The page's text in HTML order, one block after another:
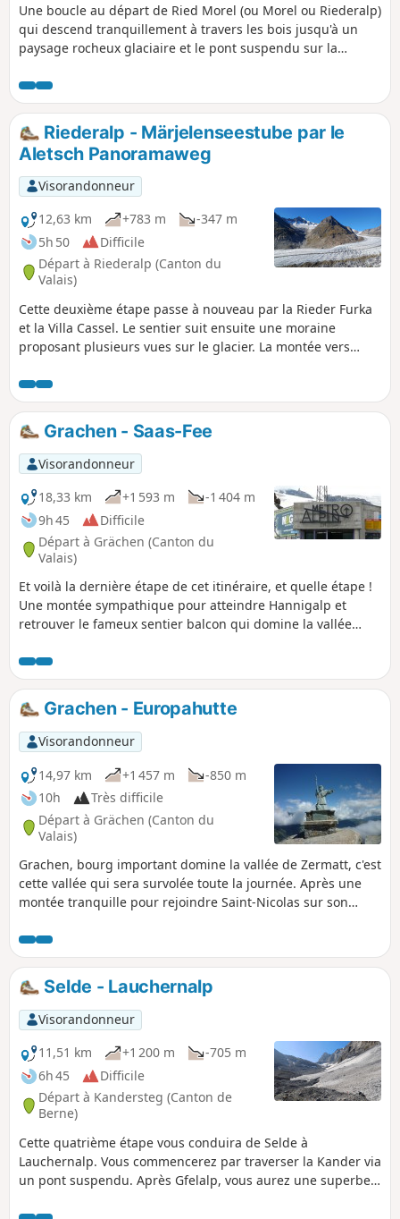
Une boucle au départ de Ried Morel (ou Morel ou Riederalp)
qui descend tranquillement à travers les bois jusqu'à un
paysage rocheux glaciaire et le pont suspendu sur la
ensuite de paisibles alpages pour monter les marches qui
mènent à l'hôtel Belalp, avant de redescendre par des
sentiers et des routes jusqu'au barrage situé à l'extrémité
du Stausee Gibidum. La dernière partie suit le sentier
panoramique Massweg pour revenir à Reid Morel.
Riederalp - Märjelenseestube par le
Aletsch Panoramaweg
Visorandonneur
12,63 km
+783 m
-347 m
5h 50
Difficile
Départ à Riederalp (Canton du
Valais)
Cette deuxième étape passe à nouveau par la Rieder Furka
et la Villa Cassel. Le sentier suit ensuite une moraine
proposant plusieurs vues sur le glacier. La montée vers
aussi bien sur le glacier d'Aletsch que sur les sommets
valaisans culminant à plus de 4000 mètres, dont le Cervin.
Après HohBalm, l'Aletschgletscher restera votre fidèle
compagnon de route avant de disparaitre à la
Märjelenseestube.
Grachen - Saas-Fee
Visorandonneur
18,33 km
+1 593 m
-1 404 m
9h 45
Difficile
Départ à Grächen (Canton du
Valais)
Et voilà la dernière étape de cet itinéraire, et quelle étape !
Une montée sympathique pour atteindre Hannigalp et
retrouver le fameux sentier balcon qui domine la vallée
Grachen - Europahutte
Visorandonneur
14,97 km
+1 457 m
-850 m
10h
Très difficile
Départ à Grächen (Canton du
Valais)
Grachen, bourg important domine la vallée de Zermatt, c'est
cette vallée qui sera survolée toute la journée. Après une
montée tranquille pour rejoindre Saint-Nicolas sur son
après une longue traversée au salvateur Refuge
d'Europahutte.
Selde - Lauchernalp
Visorandonneur
11,51 km
+1 200 m
-705 m
6h 45
Difficile
Départ à Kandersteg (Canton de
Berne)
Cette quatrième étape vous conduira de Selde à
Lauchernalp. Vous commencerez par traverser la Kander via
un pont suspendu. Après Gfelalp, vous aurez une superbe